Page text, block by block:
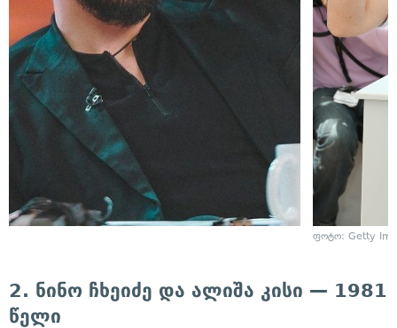
ფოტო: Getty
2. ნინო ჩხეიძე და ალიშა კისი — 1981
წელი